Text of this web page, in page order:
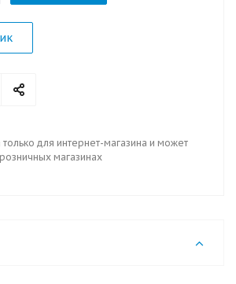
только для интернет-магазина и может
магазинах